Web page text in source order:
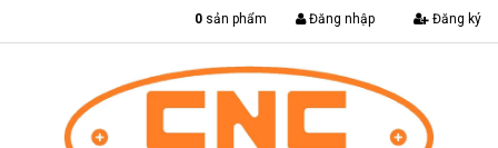
0 sản phẩm Đăng nhập Đăng ký